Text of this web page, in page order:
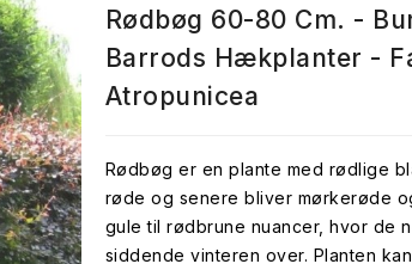
Rødbøg 60-80 Cm. -
Barrods Hækplanter -
Atropunicea
Rødbøg er en plante med rødlige
røde og senere bliver mørkerøde
gule til rødbrune nuancer, hvor de
siddende vinteren over. Planten